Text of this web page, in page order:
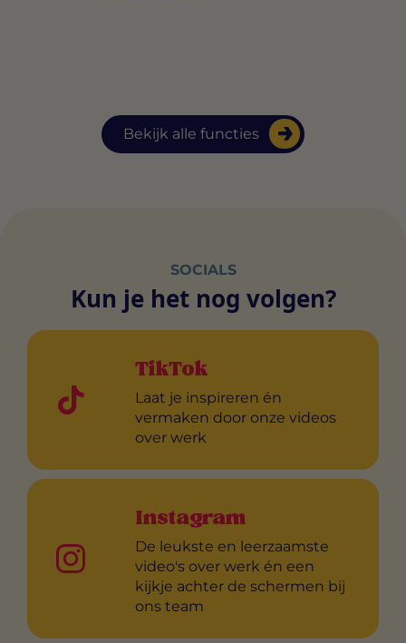
Bekijk alle functies
SOCIALS
Kun je het nog volgen?
TikTok
Laat je inspireren én
vermaken door onze videos
over werk
Instagram
De leukste en leerzaamste
video's over werk én een
kijkje achter de schermen bij
ons team